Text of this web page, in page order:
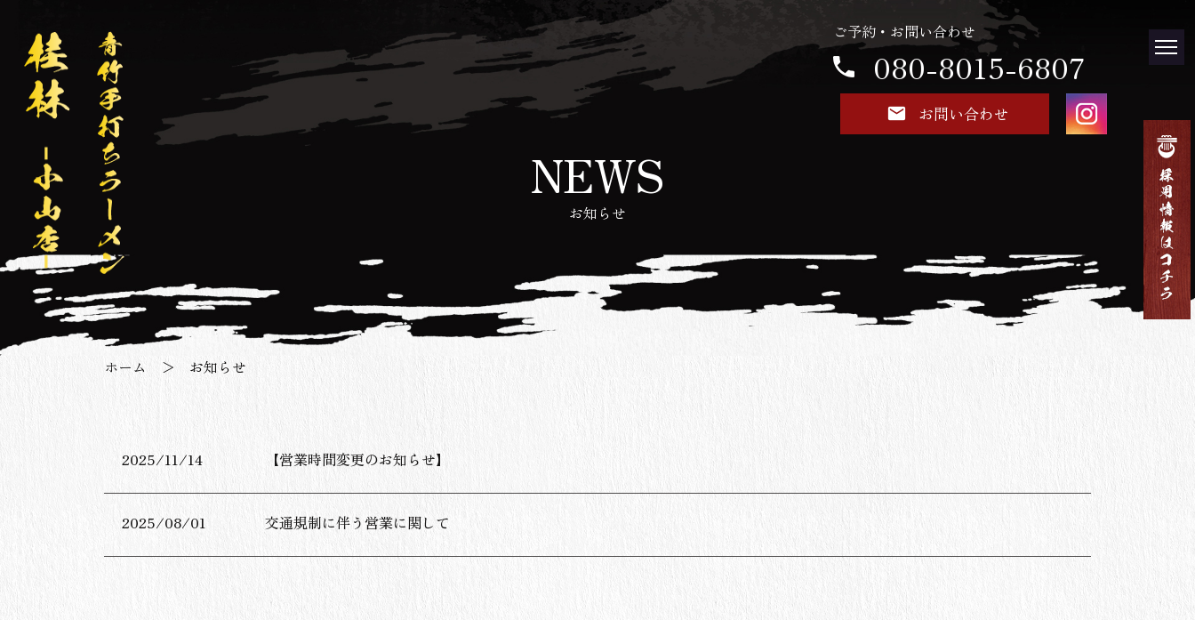
ご予約・お問い合わせ
080-8015-6807
お問い合わせ
NEWS
お知らせ
ホーム ＞ お知らせ
2025/11/14 【営業時間変更のお知らせ】
2025/08/01 交通規制に伴う営業に関して